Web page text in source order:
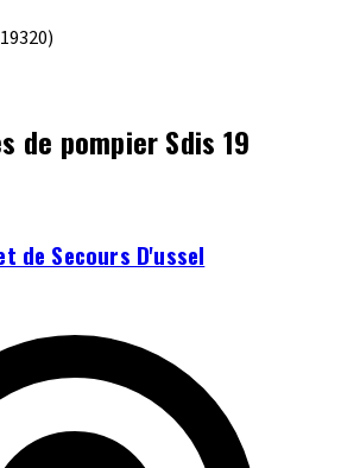
de pompier Sdis 19
de Secours D'ussel